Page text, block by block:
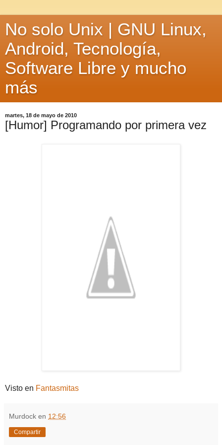
No solo Unix | GNU Linux,
Android, Tecnología,
Software Libre y mucho
más
martes, 18 de mayo de 2010
[Humor] Programando por primera vez
Visto en Fantasmitas
Murdock en 12:56
Compartir